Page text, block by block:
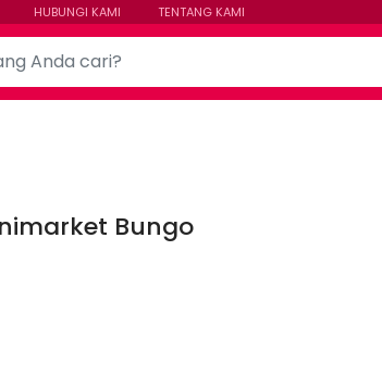
HUBUNGI KAMI TENTANG KAMI
Bungo